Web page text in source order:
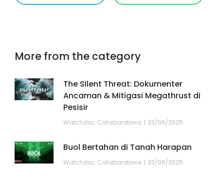
More from the category
The Silent Threat: Dokumenter
Ancaman & Mitigasi Megathrust di
Pesisir
Watchdoc Collaborations 23/06/2025
Buol Bertahan di Tanah Harapan
Watchdoc Collaborations 23/06/2025